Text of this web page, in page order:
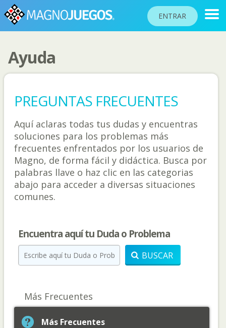
ENTRAR
RANKINGS
COMUNIDAD
AYUDA
PASAPORTE
JUGAR
Idioma del sitio
Ayuda
PREGUNTAS FRECUENTES
Aquí aclaras todas tus dudas y encuentras
soluciones para los problemas más
frecuentes enfrentados por los usuarios de
Magno, de forma fácil y didáctica. Busca por
palabras llave o haz clic en las categorias
abajo para acceder a diversas situaciones
comunes.
Encuentra aquí tu Duda o Problema
BUSCAR
Más Frecuentes
Más Frecuentes